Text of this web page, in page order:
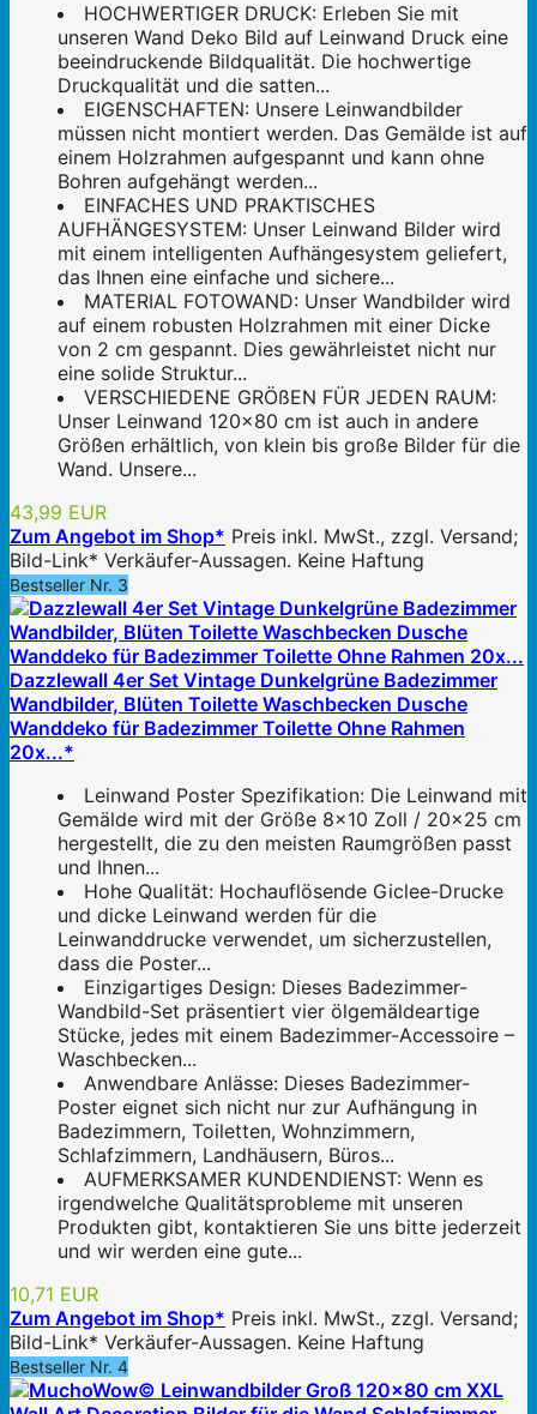
HOCHWERTIGER DRUCK: Erleben Sie mit
unseren Wand Deko Bild auf Leinwand Druck eine
beeindruckende Bildqualität. Die hochwertige
Druckqualität und die satten...
EIGENSCHAFTEN: Unsere Leinwandbilder
müssen nicht montiert werden. Das Gemälde ist auf
einem Holzrahmen aufgespannt und kann ohne
Bohren aufgehängt werden...
EINFACHES UND PRAKTISCHES
AUFHÄNGESYSTEM: Unser Leinwand Bilder wird
mit einem intelligenten Aufhängesystem geliefert,
das Ihnen eine einfache und sichere...
MATERIAL FOTOWAND: Unser Wandbilder wird
auf einem robusten Holzrahmen mit einer Dicke
von 2 cm gespannt. Dies gewährleistet nicht nur
eine solide Struktur...
VERSCHIEDENE GRÖßEN FÜR JEDEN RAUM:
Unser Leinwand 120x80 cm ist auch in andere
Größen erhältlich, von klein bis große Bilder für die
Wand. Unsere...
43,99 EUR
Zum Angebot im Shop* Preis inkl. MwSt., zzgl. Versand;
Bild-Link* Verkäufer-Aussagen. Keine Haftung
Bestseller Nr. 3
Dazzlewall 4er Set Vintage Dunkelgrüne Badezimmer
Wandbilder, Blüten Toilette Waschbecken Dusche
Wanddeko für Badezimmer Toilette Ohne Rahmen
20x...*
Leinwand Poster Spezifikation: Die Leinwand mit
Gemälde wird mit der Größe 8x10 Zoll / 20x25 cm
hergestellt, die zu den meisten Raumgrößen passt
und Ihnen...
Hohe Qualität: Hochauflösende Giclee-Drucke
und dicke Leinwand werden für die
Leinwanddrucke verwendet, um sicherzustellen,
dass die Poster...
Einzigartiges Design: Dieses Badezimmer-
Wandbild-Set präsentiert vier ölgemäldeartige
Stücke, jedes mit einem Badezimmer-Accessoire –
Waschbecken...
Anwendbare Anlässe: Dieses Badezimmer-
Poster eignet sich nicht nur zur Aufhängung in
Badezimmern, Toiletten, Wohnzimmern,
Schlafzimmern, Landhäusern, Büros...
AUFMERKSAMER KUNDENDIENST: Wenn es
irgendwelche Qualitätsprobleme mit unseren
Produkten gibt, kontaktieren Sie uns bitte jederzeit
und wir werden eine gute...
10,71 EUR
Zum Angebot im Shop* Preis inkl. MwSt., zzgl. Versand;
Bild-Link* Verkäufer-Aussagen. Keine Haftung
Bestseller Nr. 4